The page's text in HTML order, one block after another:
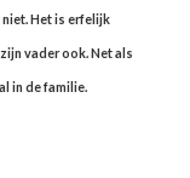
niet. Het is erfelijk
vader ook. Net als
in de familie.